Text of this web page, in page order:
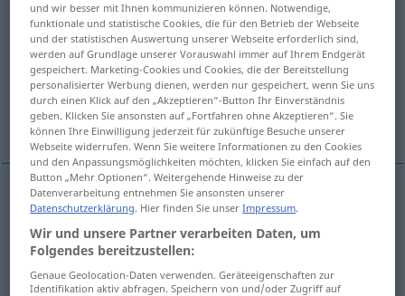
absperren
Übersicht aller Übersetzungen
(Für mehr Details die Übersetzung anklicken/antippen)
uzavrieť, zahatať
uzavrieť absperren
zahatať absperrenStraße
und wir besser mit Ihnen kommunizieren können. Notwendige,
funktionale und statistische Cookies, die für den Betrieb der Webseite
und der statistischen Auswertung unserer Webseite erforderlich sind,
werden auf Grundlage unserer Vorauswahl immer auf Ihrem Endgerät
gespeichert. Marketing-Cookies und Cookies, die der Bereitstellung
personalisierter Werbung dienen, werden nur gespeichert, wenn Sie uns
durch einen Klick auf den „Akzeptieren“-Button Ihr Einverständnis
geben. Klicken Sie ansonsten auf „Fortfahren ohne Akzeptieren“. Sie
können Ihre Einwilligung jederzeit für zukünftige Besuche unserer
Webseite widerrufen. Wenn Sie weitere Informationen zu den Cookies
und den Anpassungsmöglichkeiten möchten, klicken Sie einfach auf den
Button „Mehr Optionen“. Weitergehende Hinweise zu der
Datenverarbeitung entnehmen Sie ansonsten unserer
Datenschutzerklärung. Hier finden Sie unserImpressum.
Wir und unsere Partner verarbeiten Daten, um
Folgendes bereitzustellen:
Genaue Geolocation-Daten verwenden. Geräteeigenschaften zur
Identifikation aktiv abfragen. Speichern von und/oder Zugriff auf